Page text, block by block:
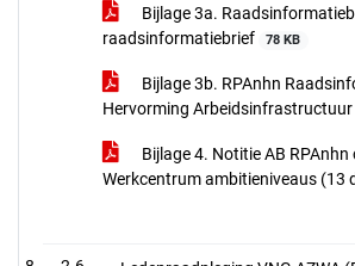
Bijlage 3a.
raadsinformatiebrief
78 KB
Bijlage 3b. RPAnhn
Hervorming Arbeidsinfrastructuur
Bijlage 4. Notitie AB RPAnhn
Werkcentrum ambitieniveaus (13